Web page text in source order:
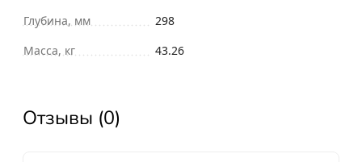
Глубина, мм
298
Масса, кг
43.26
Отзывы (0)